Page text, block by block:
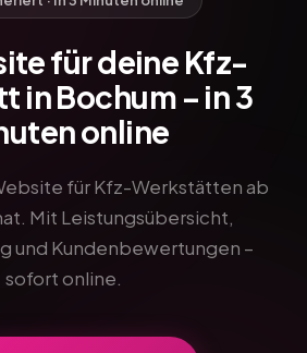
für deine Kfz-
in Bochum – in 3
online
für Kfz-Werkstätten ab
Mit Leistungsübersicht,
und Kundenbewertungen –
sofort online.